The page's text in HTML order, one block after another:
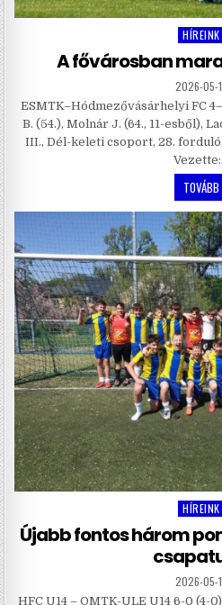
Posted
HÍREINK
A fővárosban
2026-05-
ESMTK–Hódmezővásárhelyi FC
B. (54.), Molnár J. (64., 11-esből),
III., Dél-keleti csoport, 28.
TOVÁBB
Posted
HÍREINK
Újabb fontos három
2026-05-
HFC U14 – OMTK-ULE U14 6-0 (4-